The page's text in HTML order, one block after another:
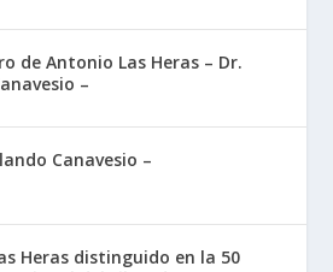
de Antonio Las Heras – Dr.
–
Canavesio –
Heras distinguido en la 50